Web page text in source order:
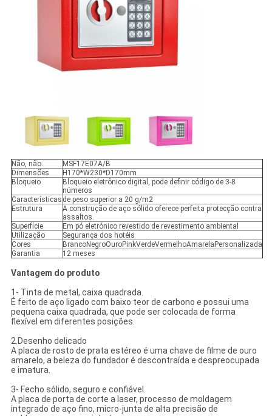
Não, não.
MSF17E07A/B
Dimensões
H170*W230*D170mm
Bloqueio
Bloqueio eletrônico digital, pode definir código de 3-8
números
Características de peso superior a 20 g/m2
Estrutura
A construção de aço sólido oferece perfeita protecção contra
assaltos.
Superfície
Em pó eletrónico revestido de revestimento ambiental
Utilização
Segurança dos hotéis
Cores
BrancoNegroOuroPinkVerdeVermelhoAmarelaPersonalizada
Garantia
12 meses
Vantagem do produto
1- Tinta de metal, caixa quadrada.
É feito de aço ligado com baixo teor de carbono e possui uma
pequena caixa quadrada, que pode ser colocada de forma
flexível em diferentes posições.
2.Desenho delicado
A placa de rosto de prata estéreo é uma chave de filme de ouro
amarelo, a beleza do fundador é descontraída e despreocupada
e imatura.
3- Fecho sólido, seguro e confiável.
A placa de porta de corte a laser, processo de moldagem
integrado de aço fino, micro-junta de alta precisão de